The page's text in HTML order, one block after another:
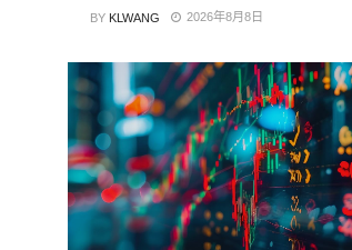
BY KLWANG 2026年8月8日